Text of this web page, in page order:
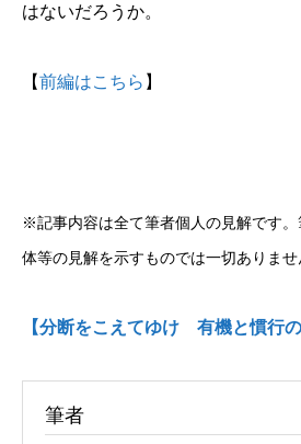
はないだろうか。
【前編はこちら 】
※記事内容は全て筆者個人の見解です
体等の見解を示すものでは一切ありませ
【分断をこえてゆけ 有機と慣行
筆者